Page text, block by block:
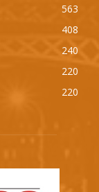
563
408
240
220
220